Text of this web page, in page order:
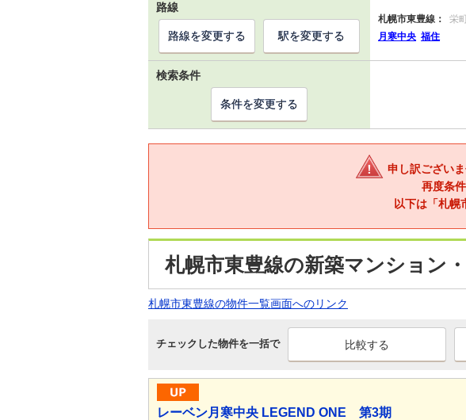
路線
札幌市東豊線： 栄
月寒中央 福住
路線を変更する 駅を変更する
検索条件
条件を変更する
申し訳ござい
再度条
以下は「札幌
札幌市東豊線の新築マンション
札幌市東豊線の物件一覧画面へのリンク
チェックした物件を一括で
レーベン月寒中央 LEGEND ONE 第3期